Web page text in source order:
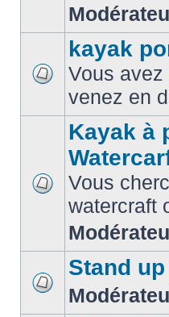
kayak
Vous
venez en
Kayak à
Vous
watercraft
Stand